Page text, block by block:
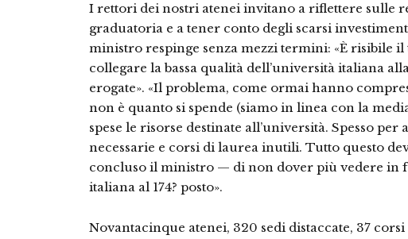
I rettori dei nostri atenei in­vitano a riflettere sulle
gradua­toria e a tener conto degli scar­si
ministro respinge senza mezzi termini: «È risibi­le
collegare la bassa qualità del­l’università italiana
erogate». «Il problema, come ormai hanno
non è quanto si spen­de (siamo in linea con la
spese le risorse destinate all’università. Spesso
necessa­rie e corsi di laurea inutili. Tutto questo
concluso il mini­stro — di non dover più vede­re in
italiana al 174? posto».
Novantacinque atenei, 320 sedi distaccate, 37 corsi